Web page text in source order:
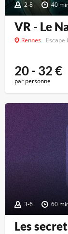
2-8 40
VR - Le
Rennes Escape
20 - 32€
par personne
3-6 60
Les